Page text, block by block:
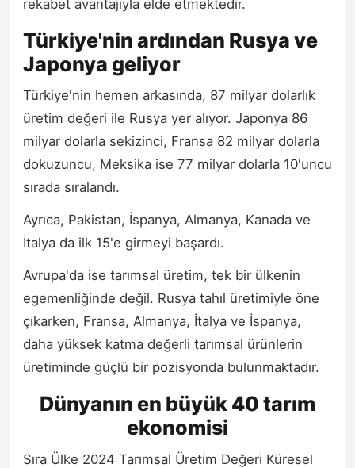
rekabet avantajıyla elde etmektedir.
Türkiye'nin ardından Rusya ve
Japonya geliyor
Türkiye'nin hemen arkasında, 87 milyar dolarlık
üretim değeri ile Rusya yer alıyor. Japonya 86
milyar dolarla sekizinci, Fransa 82 milyar dolarla
dokuzuncu, Meksika ise 77 milyar dolarla 10'uncu
sırada sıralandı.
Ayrıca, Pakistan, İspanya, Almanya, Kanada ve
İtalya da ilk 15'e girmeyi başardı.
Avrupa'da ise tarımsal üretim, tek bir ülkenin
egemenliğinde değil. Rusya tahıl üretimiyle öne
çıkarken, Fransa, Almanya, İtalya ve İspanya,
daha yüksek katma değerli tarımsal ürünlerin
üretiminde güçlü bir pozisyonda bulunmaktadır.
Dünyanın en büyük 40 tarım
ekonomisi
Sıra Ülke 2024 Tarımsal Üretim Değeri Küresel